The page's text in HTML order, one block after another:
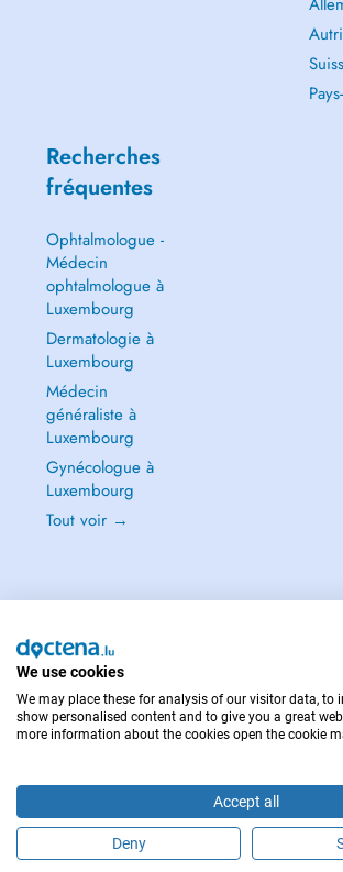
Prendre rendez-vous en
Recherches
fréquentes
Ophtalmologue -
Médecin
ophtalmologue à
Luxembourg
Dermatologie à
Luxembourg
Médecin
généraliste à
Luxembourg
Gynécologue à
Luxembourg
Tout voir →
Copyright © 2026 - DOCTENA S.A. 42, Rue de la
We use cookies
We may place these for analysis of our visitor data, to
show personalised content and to give you a great
more information about the cookies open the cookie
Accept all
Deny